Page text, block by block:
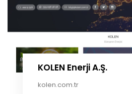
KOLEN Enerji A.Ş.
kolen.com.tr